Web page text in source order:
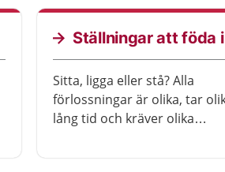
förlossningsplan. En
förlossningsplan är ett brev
du skriver ner dina
till vårdpersonalen.
Ställningar att föda i
Sitta, ligga eller stå? Alla
förlossningar är olika, tar
lång tid och kräver olika